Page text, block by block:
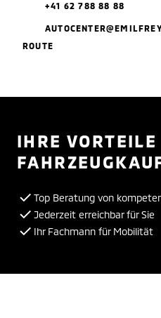
+41 62 788 88 88
ROUTE
IHRE
Top Beratung von
Jederzeit erreichbar für Sie
Ihr Fachmann für Mobilität